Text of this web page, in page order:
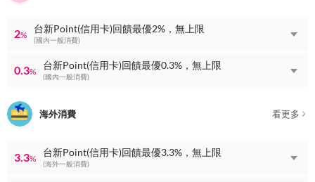
2%
台新Point(信用卡)回饋最優2%，無上限
(國內一般消費)
0.3%
台新Point(信用卡)回饋最優0.3%，無上限
(國內一般消費)
海外消費 看更多
3.3%
台新Point(信用卡)回饋最優3.3%，無上限
(海外一般消費)